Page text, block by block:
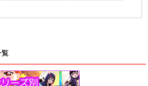
高海千歌
覧